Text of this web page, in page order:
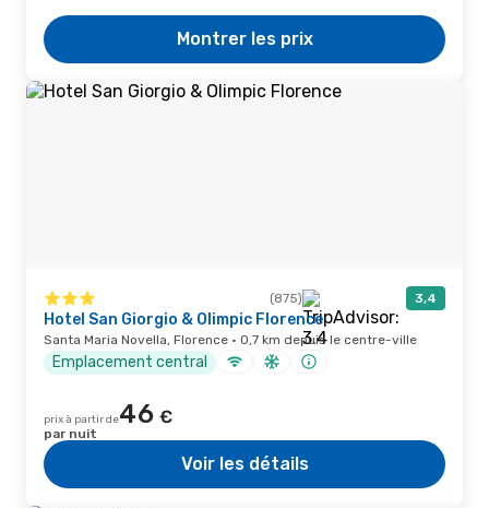
Montrer les prix
(875) 3,4
Hotel San Giorgio & Olimpic Florence
Santa Maria Novella, Florence · 0,7 km depuis le centre-ville
Emplacement central
prix à partir de46 €
par nuit
Voir les détails